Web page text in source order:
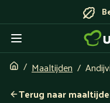
Maaltijden
Terug naar